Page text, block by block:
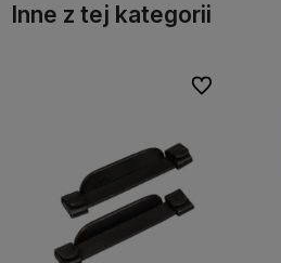
Inne z tej kategorii
Do ulubionych
Do ulubionych